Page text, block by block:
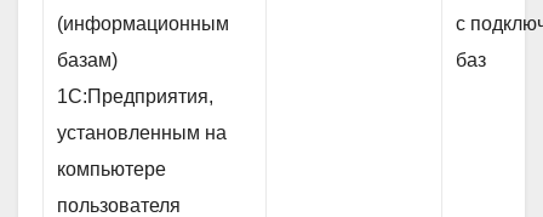
(информационным
базам)
1С:Предприятия,
установленным на
компьютере
пользователя
с
баз